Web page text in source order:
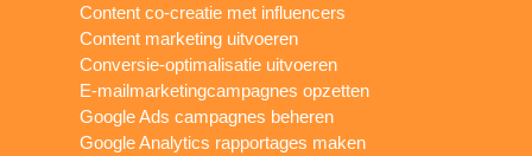
Content co-creatie met influencers
Content marketing uitvoeren
Conversie-optimalisatie uitvoeren
E-mailmarketingcampagnes opzetten
Google Ads campagnes beheren
Google Analytics rapportages maken